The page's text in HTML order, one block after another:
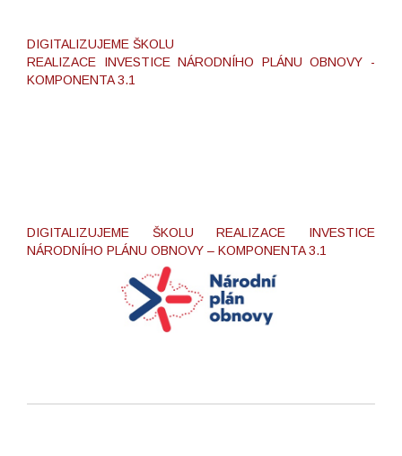
DIGITALIZUJEME ŠKOLU
REALIZACE INVESTICE NÁRODNÍHO PLÁNU OBNOVY -
KOMPONENTA 3.1
DIGITALIZUJEME ŠKOLU REALIZACE INVESTICE
NÁRODNÍHO PLÁNU OBNOVY – KOMPONENTA 3.1